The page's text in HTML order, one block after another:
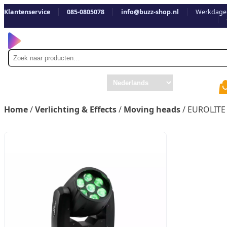
Klantenservice 085-0805078 info@buzz-shop.nl
Zoek
naar
Home/Verlichting & Effects/ Moving heads/